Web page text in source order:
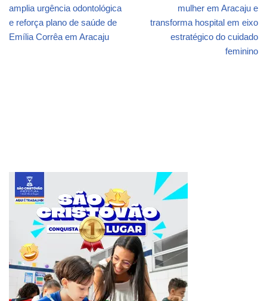
amplia urgência odontológica
e reforça plano de saúde de
Emília Corrêa em Aracaju
mulher em Aracaju e
transforma hospital em eixo
estratégico do cuidado
feminino